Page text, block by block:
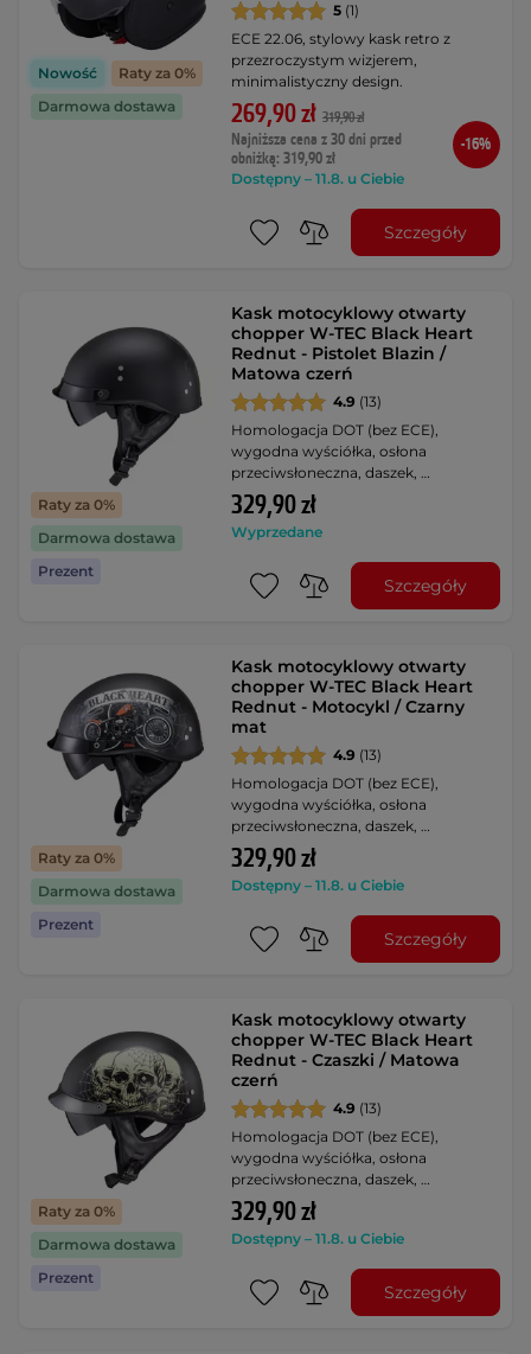
Nowość
Raty za 0%
Darmowa dostawa
5 (1)
ECE 22.06, stylowy kask retro z
przezroczystym wizjerem,
minimalistyczny design.
269,90 zł 319,90 zł
Najniższa cena z 30 dni przed
obniżką: 319,90 zł
Dostępny – 11.8. u Ciebie
-16%
Szczegóły
Raty za 0%
Darmowa dostawa
Prezent
Kask motocyklowy otwarty
chopper W-TEC Black Heart
Rednut - Pistolet Blazin /
Matowa czerń
4.9 (13)
Homologacja DOT (bez ECE),
wygodna wyściółka, osłona
przeciwsłoneczna, daszek, …
329,90 zł
Wyprzedane
Szczegóły
Raty za 0%
Darmowa dostawa
Prezent
Kask motocyklowy otwarty
chopper W-TEC Black Heart
Rednut - Motocykl / Czarny
mat
4.9 (13)
Homologacja DOT (bez ECE),
wygodna wyściółka, osłona
przeciwsłoneczna, daszek, …
329,90 zł
Dostępny – 11.8. u Ciebie
Szczegóły
Raty za 0%
Darmowa dostawa
Prezent
Kask motocyklowy otwarty
chopper W-TEC Black Heart
Rednut - Czaszki / Matowa
czerń
4.9 (13)
Homologacja DOT (bez ECE),
wygodna wyściółka, osłona
przeciwsłoneczna, daszek, …
329,90 zł
Dostępny – 11.8. u Ciebie
Szczegóły